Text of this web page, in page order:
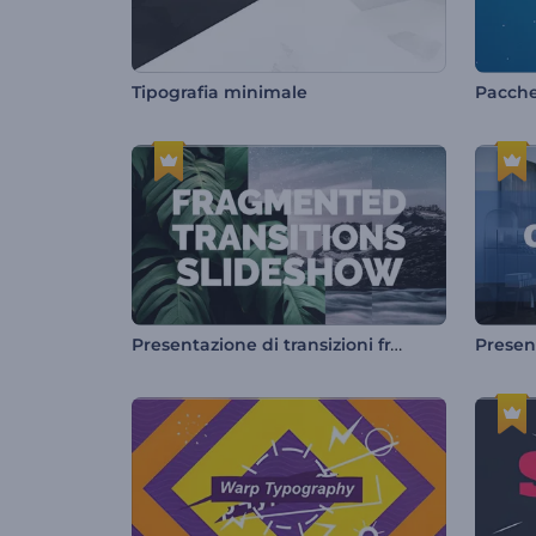
Tipografia minimale
Presentazione di transizioni frammentate